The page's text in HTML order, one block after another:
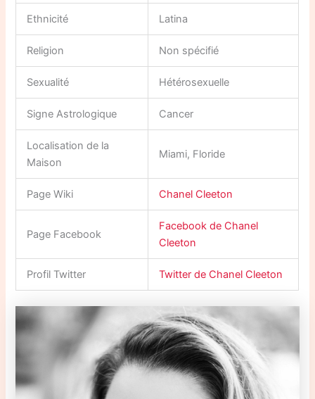
Ethnicité Latina
Religion Non spécifié
Sexualité Hétérosexuelle
Signe Astrologique Cancer
Localisation de la
Maison
Miami, Floride
Page Wiki Chanel Cleeton
Page Facebook
Facebook de Chanel
Cleeton
Profil Twitter Twitter de Chanel Cleeton